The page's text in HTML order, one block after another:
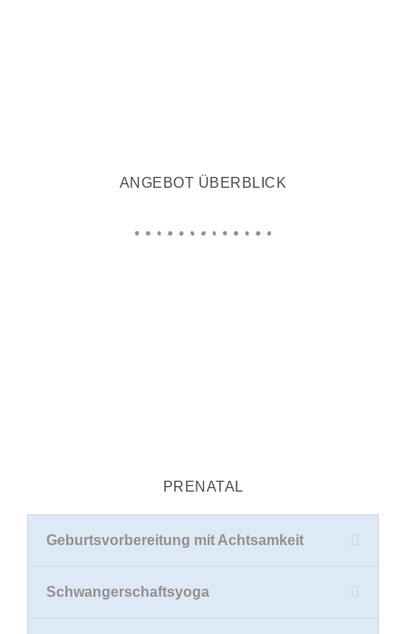
ANGEBOT ÜBERBLICK
PRENATAL
Geburtsvorbereitung mit Achtsamkeit
Schwangerschaftsyoga